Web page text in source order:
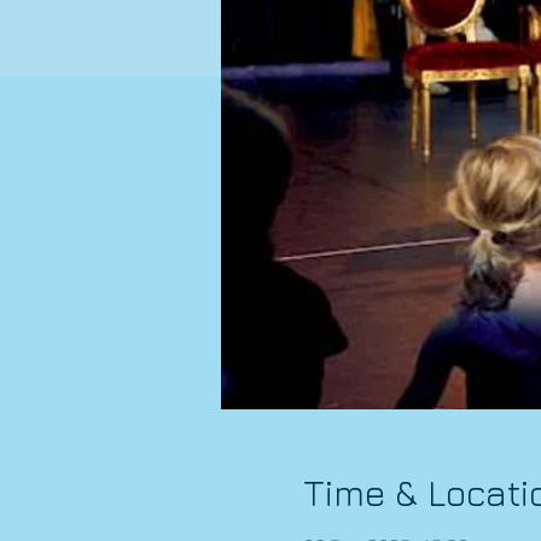
Time &